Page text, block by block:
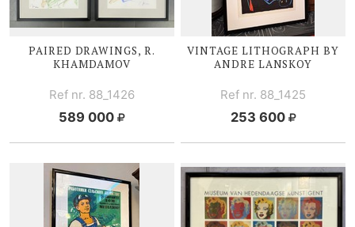
PAIRED DRAWINGS, R.
KHAMDAMOV
Ref nr. 88_1426
589 000
VINTAGE LITHOGRAPH BY
ANDRE LANSKOY
Ref nr. 88_1425
253 600